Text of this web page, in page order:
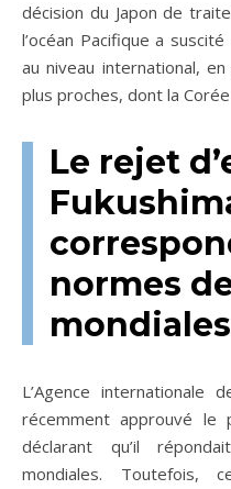
décision du Japon de
l’océan Pacifique a
au niveau international,
plus proches, dont la Corée
Le rejet
normes
mondiales
L’Agence internationale
récemment approuvé le
déclarant qu’il
mondiales. Toutefois,